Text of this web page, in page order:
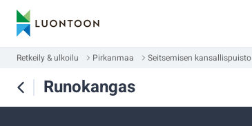
Retkeily & ulkoilu Pirkanmaa Seitsemisen kansallispuisto
Runokangas